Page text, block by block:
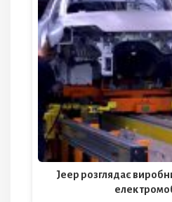
Jeep розглядає